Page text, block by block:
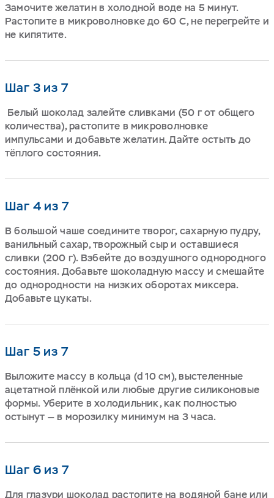
Замочите желатин в холодной воде на 5 минут.
Растопите в микроволновке до 60 С, не перегрейте и
не кипятите.
Шаг 3 из 7
Белый шоколад залейте сливками (50 г от общего
количества), растопите в микроволновке
импульсами и добавьте желатин. Дайте остыть до
тёплого состояния.
Шаг 4 из 7
В большой чаше соедините творог, сахарную пудру,
ванильный сахар, творожный сыр и оставшиеся
сливки (200 г). Взбейте до воздушного однородного
состояния. Добавьте шоколадную массу и смешайте
до однородности на низких оборотах миксера.
Добавьте цукаты.
Шаг 5 из 7
Выложите массу в кольца (d 10 см), выстеленные
ацетатной плёнкой или любые другие силиконовые
формы. Уберите в холодильник, как полностью
остынут — в морозилку минимум на 3 часа.
Шаг 6 из 7
Для глазури шоколад растопите на водяной бане или